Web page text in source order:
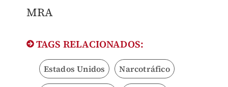
MRA
TAGS RELACIONADOS:
Estados Unidos Narcotráfico